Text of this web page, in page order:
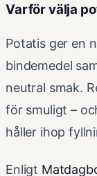
Varför välja
Potatis ger en
bindemedel
neutral smak.
för smuligt –
håller ihop
Enligt